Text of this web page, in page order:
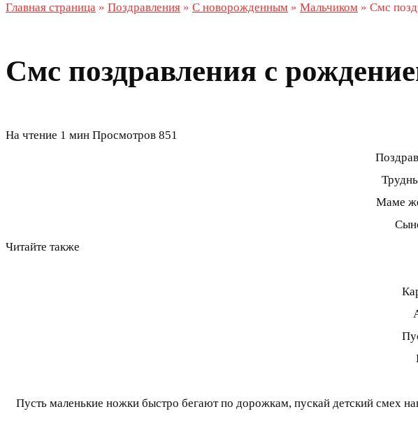
Главная страница » Поздравления » С новорожденным » Мальчиком » Смс
Смс поздравления с
На чтение 1 мин Просмотров 851
Маме
Читайте также
Пусть маленькие ножки быстро бегают по дорожкам, пускай детский смех